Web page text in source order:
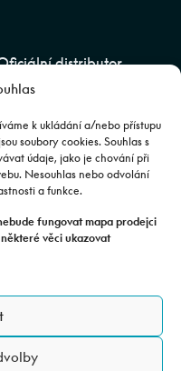
k ukládání a/nebo přístupu
soubory cookies. Souhlas s
údaje, jako je chování při
Nesouhlas nebo odvolání
a funkce.
fungovat mapa prodejci
věci ukazovat
distributor
Web spravuje
Výbava, barevné
kontaktujte svého
mají pouze informativní
§1732 odst. 2
16, Chodov, 149 00
| Spisová značka: C
Stránčice.